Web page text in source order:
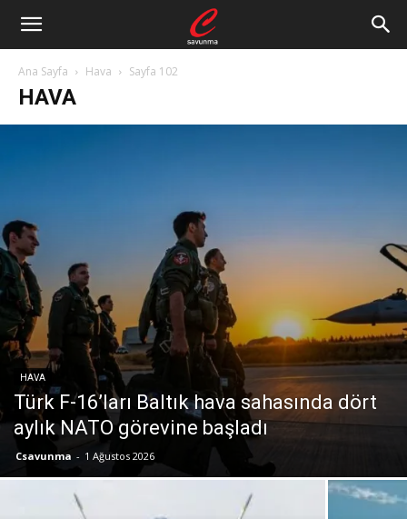
Ana Sayfa Hava Sayfa 102
HAVA
HAVA
Türk F-16’ları Baltık hava sahasında dört
aylık NATO görevine başladı
Csavunma - 1 Ağustos 2026